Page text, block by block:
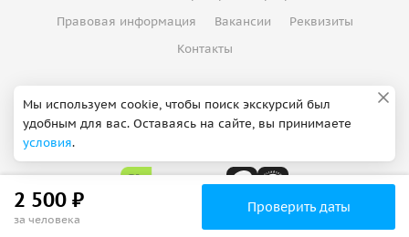
2 500 ₽
за человека
Проверить даты
Правовая информация
Вакансии
Реквизиты
Контакты
© 2012 - 2026 ООО "Спутник"
Сделано в Петербурге
Мы используем cookie, чтобы поиск экскурсий был
удобным для вас. Оставаясь на сайте, вы принимаете
условия.